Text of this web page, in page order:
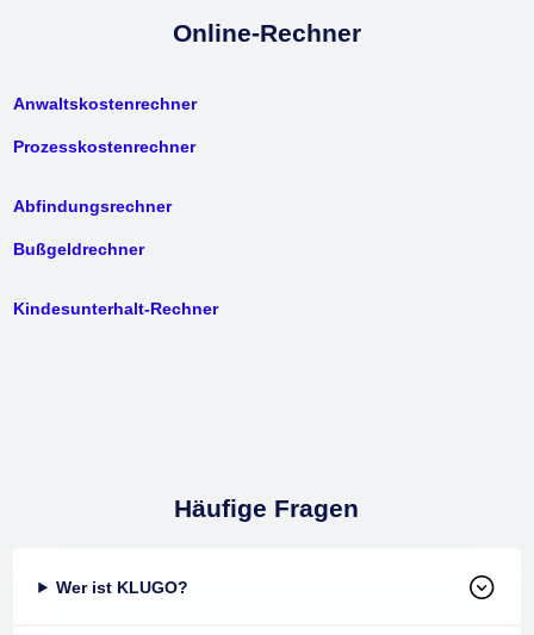
Online-Rechner
Anwaltskostenrechner
Prozesskostenrechner
Abfindungsrechner
Bußgeldrechner
Kindesunterhalt-Rechner
Häufige Fragen
Wer ist KLUGO?